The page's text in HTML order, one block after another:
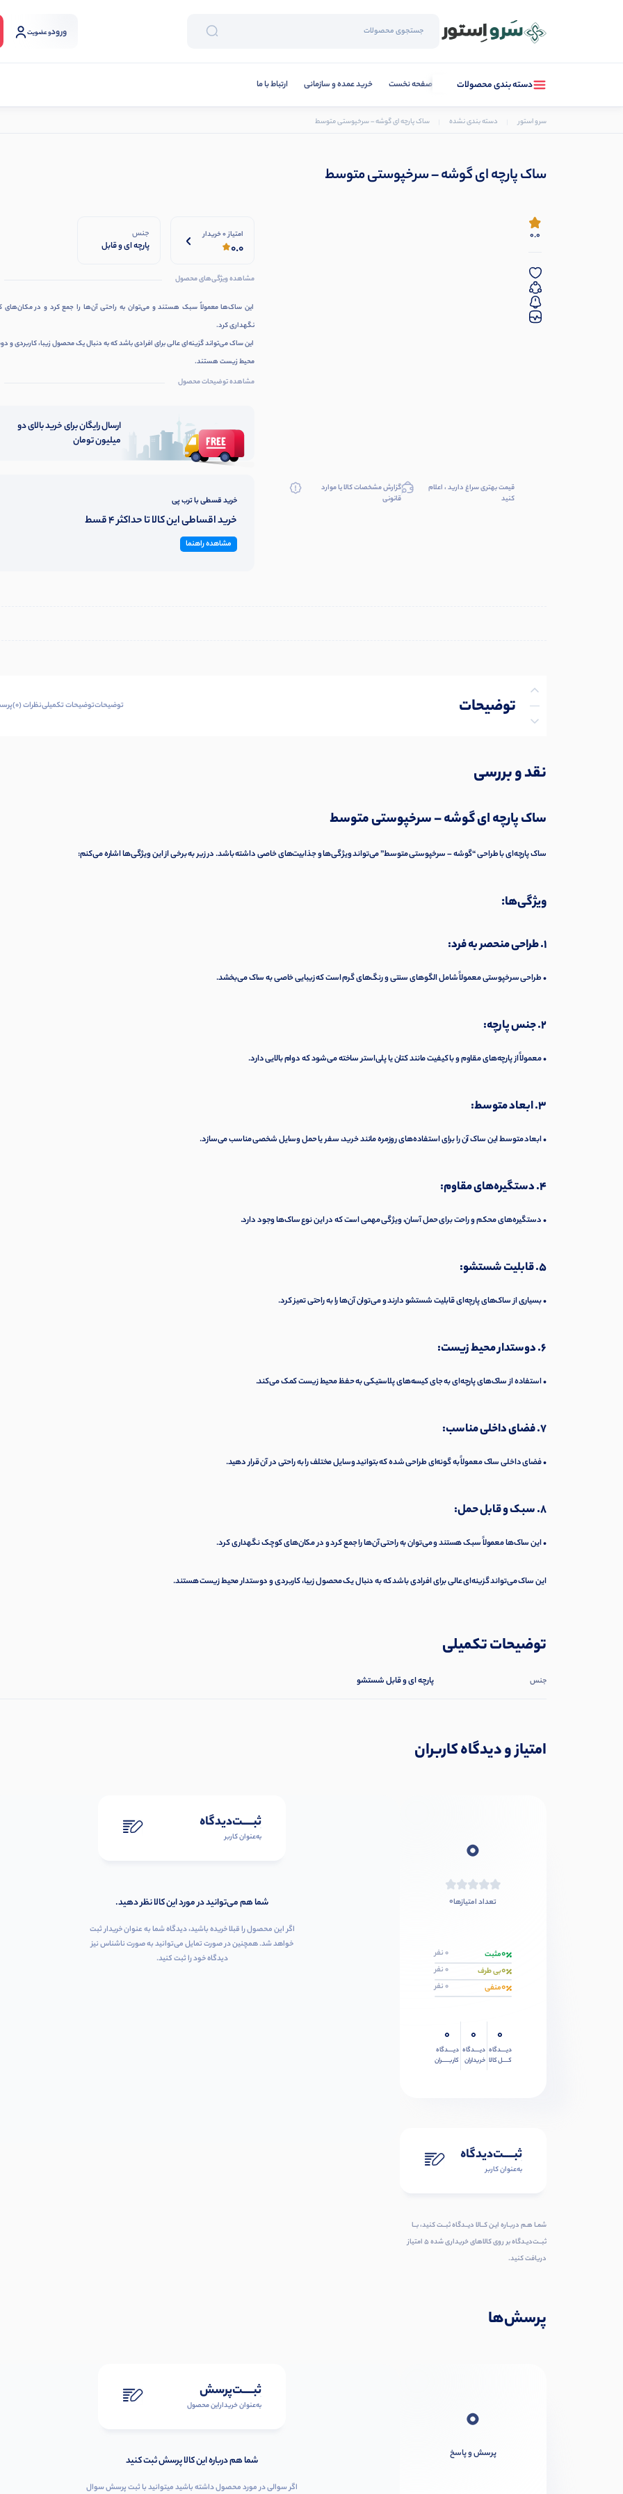
ورودو عضویت
دسته بندی محصولات صفحه نخست خرید عمده و سازمانی ارتباط با ما
سرو استور دسته بندی نشده ساک پارچه ای گوشه – سرخپوستی متوسط
ساک پارچه ای گوشه – سرخپوستی متوسط
0.0
قیمت بهتری سراغ دارید ، اعلام
کنید
گزارش مشخصات کالا یا موارد
قانونی
امتیاز 0 خریدار
0.0
جنس
پارچه ای و قابل
مشاهده ویژگی‌های محصول
این ساک‌ها معمولاً سبک هستند و می‌توان به راحتی آن‌ها را جمع کرد و در
نگهداری کرد.
این ساک می‌تواند گزینه‌ای عالی برای افرادی باشد که به دنبال یک محصول زیبا، کاربردی و
محیط زیست هستند.
مشاهده توضیحات محصول
ارسال رایگان برای خرید بالای دو
میلیون تومان
خرید قسطی با ترب پی
خرید اقساطی این کالا تا حداکثر 4 قسط
مشاهده راهنما
توضیحات
نظرات (0)
پرسش‌ها
توضیحاتتوضیحات تکمیلینظرات (0)
نقد و بررسی
ساک پارچه ای گوشه – سرخپوستی متوسط
ساک پارچه‌ای با طراحی “گوشه – سرخپوستی متوسط” می‌تواند ویژگی‌ها و جذابیت‌های خاصی داشته باشد. در زیر به برخی از این ویژگی‌ها اشاره می‌کنم:
ویژگی‌ها:
1. طراحی منحصر به فرد:
• طراحی سرخپوستی معمولاً شامل الگوهای سنتی و رنگ‌های گرم است که زیبایی خاصی به ساک می‌بخشد.
2. جنس پارچه:
• معمولاً از پارچه‌های مقاوم و با کیفیت مانند کتان یا پلی‌استر ساخته می‌شود که دوام بالایی دارد.
3. ابعاد متوسط:
• ابعاد متوسط این ساک آن را برای استفاده‌های روزمره مانند خرید، سفر یا حمل وسایل شخصی مناسب می‌سازد.
4. دستگیره‌های مقاوم:
• دستگیره‌های محکم و راحت برای حمل آسان، ویژگی مهمی است که در این نوع ساک‌ها وجود دارد.
5. قابلیت شستشو:
• بسیاری از ساک‌های پارچه‌ای قابلیت شستشو دارند و می‌توان آن‌ها را به راحتی تمیز کرد.
6. دوستدار محیط زیست:
• استفاده از ساک‌های پارچه‌ای به جای کیسه‌های پلاستیکی به حفظ محیط زیست کمک می‌کند.
7. فضای داخلی مناسب:
• فضای داخلی ساک معمولاً به گونه‌ای طراحی شده که بتوانید وسایل مختلف را به راحتی در آن قرار دهید.
8. سبک و قابل حمل:
• این ساک‌ها معمولاً سبک هستند و می‌توان به راحتی آن‌ها را جمع کرد و در مکان‌های کوچک نگهداری کرد.
این ساک می‌تواند گزینه‌ای عالی برای افرادی باشد که به دنبال یک محصول زیبا، کاربردی و دوستدار محیط زیست هستند.
توضیحات تکمیلی
جنس پارچه ای و قابل شستشو
امتیاز و دیدگاه کاربران
0
تعداد امتیازها0
0مثبت 0 نفر
0بی طرف 0 نفر
0منفی 0 نفر
0
دیــــدگاه
کــــل کالا
0
دیــــدگاه
خریداران
0
دیــــدگاه
کاربـــــران
ثبـــــت‌دیدگاه
به‌عنوان کاربر
شمـا هـم دربـاره ایـن کــالا دیــدگاه ثبــت کنید، بــا
ثبــت‌دیـدگاه بر روی کالاهای خریداری شده ۵ امتیاز
دریافت کنید.
ثبـــــت‌دیدگاه
به‌عنوان کاربر
شما هم می‌توانید در مورد این کالا نظر دهید.
اگر این محصول را قبلا خریده باشید، دیدگاه شما به عنوان خریدار ثبت
خواهد شد. همچنین در صورت تمایل می‌توانید به صورت ناشناس نیز
دیدگاه خود را ثبت کنید.
پرسش‌ها
0
پرسش و پاسخ
ثبـــــت‌پرسش
به‌عنوان ‌خریدار‌این‌ محصول
شما هم درباره این کالا پرسش ثبت کنید
اگر سوالی در مورد محصول داشته باشید میتوانید با ثبت پرسش سوال